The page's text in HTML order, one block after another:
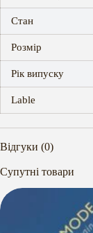
Стан
Розмір
Рік випуску
Lable
Відгуки (0)
Супутні товари